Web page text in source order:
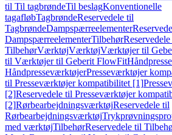
til Til tagbrøndeTil beslagKonventionelle
tagafløbTagbrøndeReservedele til
TagbrøndeDampspærreelementer
DampspærreelementerTilbehør
TilbehørVærktøjVærktøjVærktøjer til
til Værktøjer til Geberit FlowFit
HåndpresseværktøjerPresseværktøjer
til Presseværktøjer kompatibilitet [1]
[2]Reservedele til Presseværktøjer
[2]RørbearbejdningsværktøjReservedele til
Rørbearbejdningsværktøj
med værktøjTilbehørReservedele til